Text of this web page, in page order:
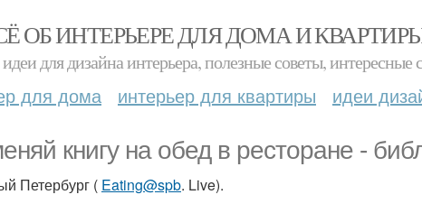
ОБ ИНТЕРЬЕРЕ ДЛЯ ДОМА И
для дизайна интерьера, полезные советы, интересные
для дома интерьер для квартиры идеи
книгу на обед в ресторане -
Петербург ( Eating@spb. Live).